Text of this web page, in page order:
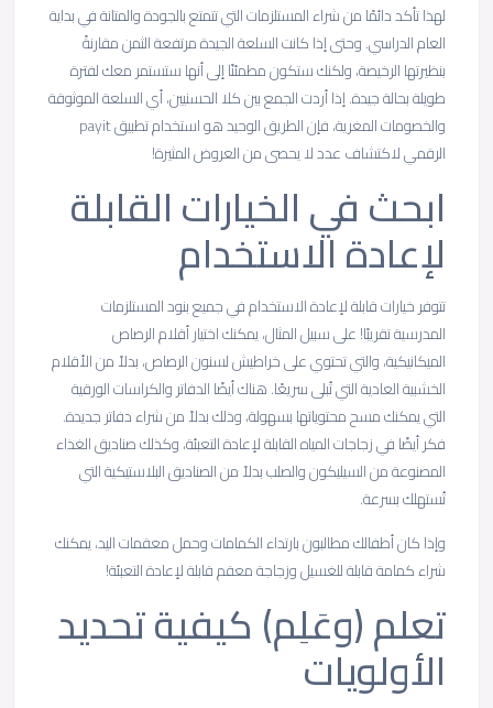
لهذا تأكد دائمًا من شراء المستلزمات التي تتمتع بالجودة والمتانة في بداية
العام الدراسي. وحتى إذا كانت السلعة الجيدة مرتفعة الثمن مقارنةً
بنظيرتها الرخيصة، ولكنك ستكون مطمئنًا إلى أنها ستستمر معك لفترة
طويلة بحالة جيدة. إذا أردت الجمع بين كلا الحسنيين، أي السلعة الموثوقة
والخصومات المغرية، فإن الطريق الوحيد هو استخدام تطبيق payit
الرقمي لاكتشاف عدد لا يحصى من العروض المثيرة!
ابحث في الخيارات القابلة
لإعادة الاستخدام
تتوفر خيارات قابلة لإعادة الاستخدام في جميع بنود المستلزمات
المدرسية تقريبًا! على سبيل المثال، يمكنك اختيار أقلام الرصاص
الميكانيكية، والتي تحتوي على خراطيش لسنون الرصاص، بدلاً من الأقلام
الخشبية العادية التي تُبلى سريعًا. هناك أيضًا الدفاتر والكراسات الورقية
التي يمكنك مسح محتوياتها بسهولة، وذلك بدلاً من شراء دفاتر جديدة.
فكر أيضًا في زجاجات المياه القابلة لإعادة التعبئة، وكذلك صناديق الغذاء
المصنوعة من السيليكون والصلب بدلاً من الصناديق البلاستيكية التي
تُستهلك بسرعة.
وإذا كان أطفالك مطالبون بارتداء الكمامات وحمل معقمات اليد، يمكنك
شراء كمامة قابلة للغسيل وزجاجة معقم قابلة لإعادة التعبئة!
تعلم (وعَلِم) كيفية تحديد
الأولويات